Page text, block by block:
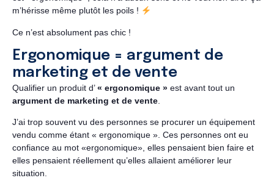
m’hérisse même plutôt les poils !
Ce n’est absolument pas chic !
Ergonomique = argument de
marketing et de vente
Qualifier un produit d’« ergonomique » est avant tout un
argument de marketing et de vente
J’ai trop souvent vu des personnes se procurer un équipement
vendu comme étant « ergonomique ». Ces personnes ont eu
confiance au mot «ergonomique», elles pensaient bien faire et
elles pensaient réellement qu’elles allaient améliorer leur
situation.